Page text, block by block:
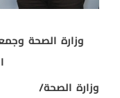
وزارة الصحة
وزارة الصحة/